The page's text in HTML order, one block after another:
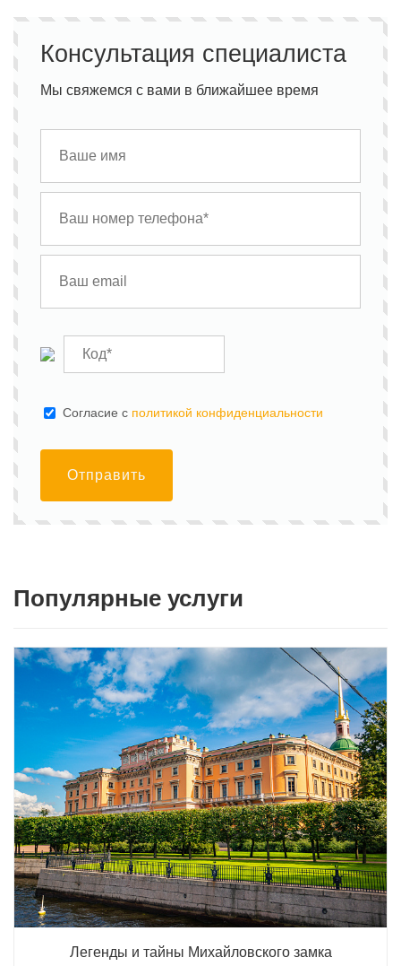
Консультация специалиста
Мы свяжемся с вами в ближайшее время
Cогласие с политикой конфиденциальности
Отправить
Популярные услуги
Легенды и тайны Михайловского замка